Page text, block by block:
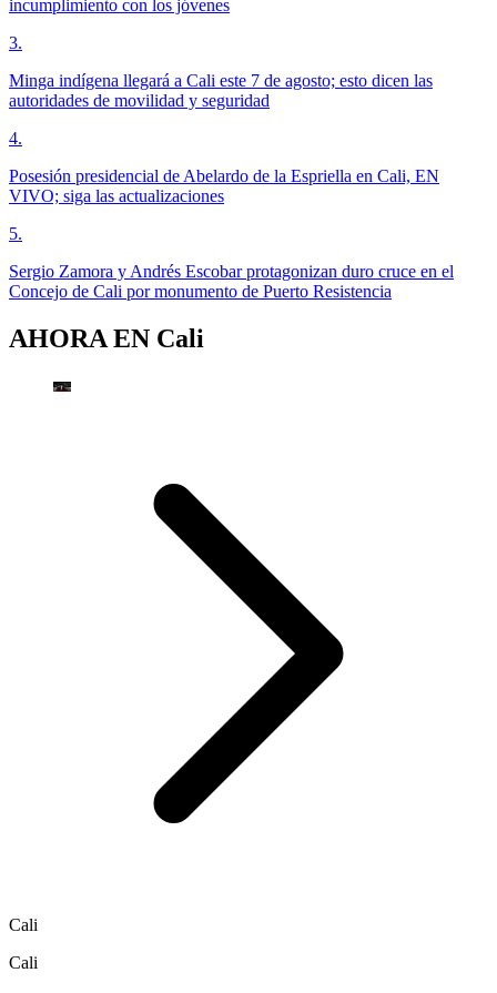
incumplimiento con los jóvenes
3.
Minga indígena llegará a Cali este 7 de agosto; esto dicen las
autoridades de movilidad y seguridad
4.
Posesión presidencial de Abelardo de la Espriella en Cali, EN
VIVO; siga las actualizaciones
5.
Sergio Zamora y Andrés Escobar protagonizan duro cruce en el
Concejo de Cali por monumento de Puerto Resistencia
AHORA EN Cali
Cali
Cali